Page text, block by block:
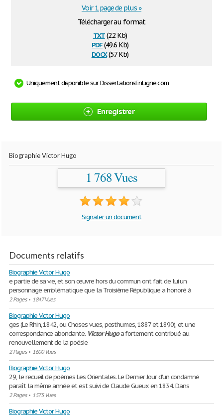
Télécharger au format
txt(2.2 Kb)
pdf(49.6 Kb)
docx(5.7 Kb)
Voir 1 page de plus »
Uniquement disponible sur DissertationsEnLigne.com
Enregistrer
Biographie Victor Hugo
1 768 Vues
Signaler un document
Documents relatifs
Biographie Victor Hugo
e partie de sa vie, et son œuvre hors du commun ont fait de lui un
personnage emblématique que la Troisième République a honoré à
2 Pages• 1847 Vues
Biographie Victor Hugo
ges (Le Rhin, 1842, ou Choses vues, posthumes, 1887 et 1890), et une
correspondance abondante. VictorHugoa fortement contribué au
renouvellement de la poésie
2 Pages• 1600 Vues
Biographie Victor Hugo
29, le recueil de poèmes Les Orientales. Le Dernier Jour d'un condamné
paraît la même année et est suivi de Claude Gueux en 1834. Dans
2 Pages• 1575 Vues
Biographie Victor Hugo